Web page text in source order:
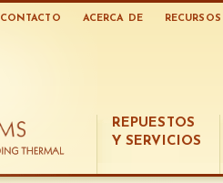
CONTACTO ACERCA DE RECURSOS
REPUESTOS
Y SERVICIOS